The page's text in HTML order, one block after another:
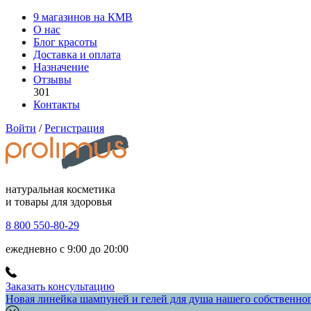
9 магазинов на КМВ
О нас
Блог красоты
Доставка и оплата
Назначение
Отзывы
301
Контакты
Войти / Регистрация
натуральная косметика
и товары для здоровья
8 800 550-80-29
ежедневно с 9:00 до 20:00
Заказать консультацию
Новая линейка шампуней и гелей для душа нашего